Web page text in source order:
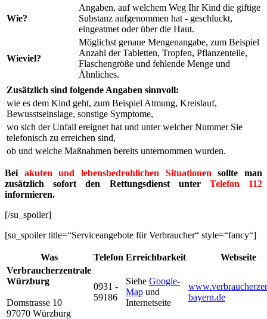
Wie?
Angaben, auf welchem Weg Ihr Kind die giftige
Substanz aufgenommen hat - geschluckt,
eingeatmet oder über die Haut.
Wieviel?
Möglichst genaue Mengenangabe, zum Beispiel
Anzahl der Tabletten, Tropfen, Pflanzenteile,
Flaschengröße und fehlende Menge und
Ähnliches.
Zusätzlich sind folgende Angaben sinnvoll:
wie es dem Kind geht, zum Beispiel Atmung, Kreislauf,
Bewusstseinslage, sonstige Symptome,
wo sich der Unfall ereignet hat und unter welcher Nummer Sie
telefonisch zu erreichen sind,
ob und welche Maßnahmen bereits unternommen wurden.
Bei akuten und lebensbedrohlichen Situationen sollte man
zusätzlich sofort den Rettungsdienst unter Telefon 112
informieren.
[/su_spoiler]
[su_spoiler title=“Serviceangebote für Verbraucher“ style=“fancy“]
Was Telefon Erreichbarkeit
Webseite
Verbraucherzentrale
Würzburg
Domstrasse 10
97070 Würzburg
0931 -
59186
Siehe Google-
Map und
Internetseite
bayern.de